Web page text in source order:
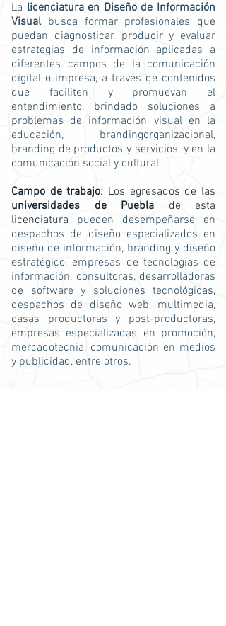
La licenciatura en Diseño de Información
Visualbusca formar profesionales que
puedan diagnosticar, producir y evaluar
estrategias de información aplicadas a
diferentes campos de la comunicación
digital o impresa, a través de contenidos
que faciliten y promuevan el
entendimiento, brindado soluciones a
problemas de información visual en la
educación, brandingorganizacional,
branding de productos y servicios, y en la
comunicación social y cultural.
Campo de trabajo: Los egresados de las
universidades de Puebla de esta
licenciatura pueden desempeñarse en
despachos de diseño especializados en
diseño de información, branding y diseño
estratégico, empresas de tecnologías de
información, consultoras, desarrolladoras
de software y soluciones tecnológicas,
despachos de diseño web, multimedia,
casas productoras y post-productoras,
empresas especializadas en promoción,
mercadotecnia, comunicación en medios
y publicidad, entre otros.